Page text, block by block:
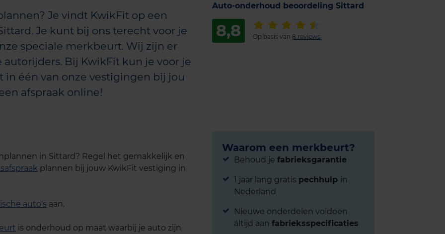
Je vindt KwikFit op een
Je kunt bij ons terecht voor je
speciale merkbeurt. Wij zijn er
Bij KwikFit kun je voor je
één van onze vestigingen bij jou
afspraak online!
Auto-onderhoud beoordeling Sittard
8,8 Op basis van 8 reviews
Waarom een merkbeurt?
Behoud jefabrieksgarantie
1 jaar lang gratis pechhulp in
Nederland
Nieuwe onderdelen voldoen
áltijd aanfabrieksspecificaties
in Sittard? Regel het gemakkelijk en
plannen bij jouw KwikFit vestiging in
auto's aan.
is onderhoud op maat waarbij je auto zijn